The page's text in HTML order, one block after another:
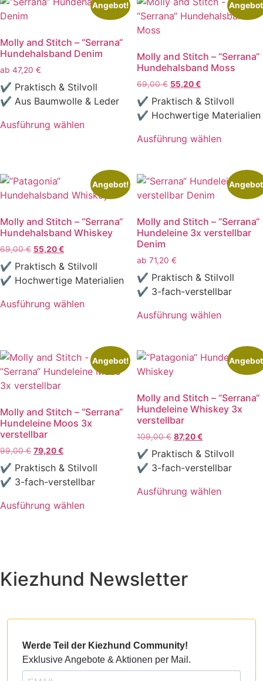
Angebot!
Molly and Stitch – “Serrana“
Hundehalsband Denim
ab 47,20 €
✔ Praktisch & Stilvoll
✔ Aus Baumwolle & Leder
Ausführung wählen
mehrere
Varianten
Die
Optionen
können
auf
der
gewählt
Molly and Stitch – “Serrana“
Hundehalsband Moss
69,00€ Ursprünglicher
Preis
war:
69,00 €
55,20€Aktueller
Preis
ist:
55,20 €.
✔ Praktisch & Stilvoll
✔ Hochwertige Materialien
Ausführung wählen
weist
mehrere
auf.
Die
Optionen
können
auf
der
gewählt
Angebot!
Molly and Stitch – “Serrana“
Hundehalsband Whiskey
69,00€ Ursprünglicher
war:
69,00 €
55,20€Aktueller
ist:
55,20 €.
✔ Praktisch & Stilvoll
✔ Hochwertige Materialien
Ausführung wählen
mehrere
Varianten
auf.
Optionen
können
der
Produktseite
gewählt
werden
Molly and Stitch – “Serrana“
Hundeleine 3x verstellbar
Denim
ab 71,20 €
✔ Praktisch & Stilvoll
✔ 3-fach-verstellbar
Ausführung wählen
weist
mehrere
auf.
Die
Optionen
können
auf
der
gewählt
Angebot!
Molly and Stitch – “Serrana“
Hundeleine Moos 3x
verstellbar
99,00€ Ursprünglicher
war:
99,00 €
79,20€Aktueller
ist:
79,20 €.
✔ Praktisch & Stilvoll
✔ 3-fach-verstellbar
Ausführung wählen
Varianten
auf.
Optionen
Produktseite
Molly and Stitch – “Serrana“
Hundeleine Whiskey 3x
verstellbar
109,00€ Ursprünglicher
war:
109,00 €
87,20€Aktueller
ist:
87,20 €.
✔ Praktisch & Stilvoll
✔ 3-fach-verstellbar
Ausführung wählen
auf.
Die
können
der
Produktseite
gewählt
Kiezhund Newsletter
Werde Teil der Kiezhund Community!
Exklusive Angebote & Aktionen per Mail.